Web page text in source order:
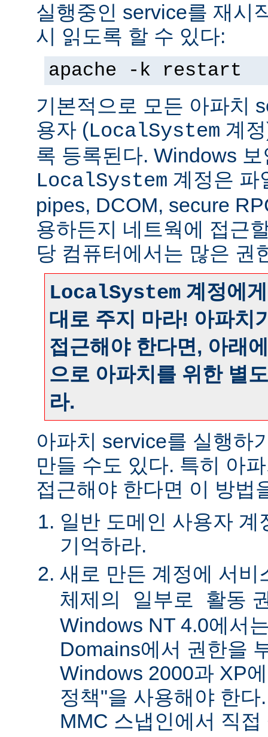
실행중인 service를 재시
시 읽도록 할 수 있다:
apache -k restart
기본적으로 모든 아파치
용자 (LocalSystem 계
록 등록된다. Windows
LocalSystem 계정은 파
pipes, DCOM, secure
용하든지 네트웍에 접근
당 컴퓨터에서는 많은 권
LocalSystem 계정에
대로 주지 마라! 아파치
접근해야 한다면, 아래
으로 아파치를 위한 별
라.
아파치 service를 실행하
만들 수도 있다. 특히 아
접근해야 한다면 이 방법
일반 도메인 사용자
기억하라.
새로 만든 계정에 서비
체제의 일부로 활동
Windows NT 4.0에서
Domains에서 권한을
Windows 2000과 XP
정책"을 사용해야 한
MMC 스냅인에서 직